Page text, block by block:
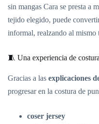
sin mangas Cara se presta a
tejido elegido, puede
informal, realzando al mismo
🧵 Una experiencia de
Gracias a las explicaciones
progresar en la costura de
coser jersey